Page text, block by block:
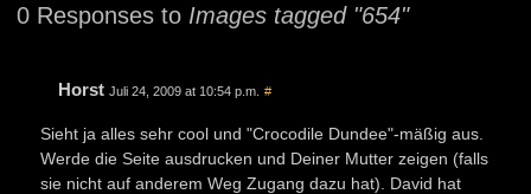
0 Responses to Images tagged "654"
Horst Juli 24, 2009 at 10:54 p.m. #
Sieht ja alles sehr cool und "Crocodile Dundee"-mäßig aus.
Werde die Seite ausdrucken und Deiner Mutter zeigen (falls
sie nicht auf anderem Weg Zugang dazu hat). David hat